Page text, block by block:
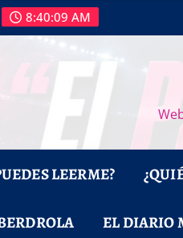
8:40:10 AM
LEERME?
EL DIARIO